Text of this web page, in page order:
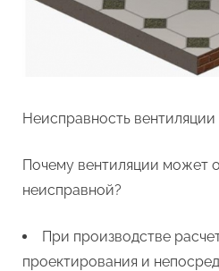
Неисправность вентиляции
Почему вентиляции может
неисправной?
При производстве
проектирования и